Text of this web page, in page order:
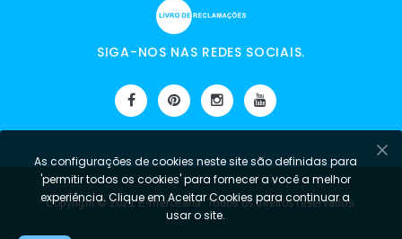
SIGA-NOS NAS REDES SOCIAIS.
Copyright © 2021 E-mercearia. Todos os direitos reservados.
As configurações de cookies neste site são definidas para
'permitir todos os cookies' para fornecer a você a melhor
experiência. Clique em Aceitar Cookies para continuar a
usar o site.